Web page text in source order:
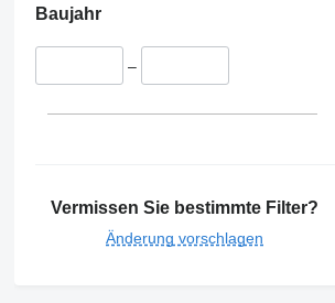
Baujahr
–
Vermissen Sie bestimmte Filter?
Änderung vorschlagen